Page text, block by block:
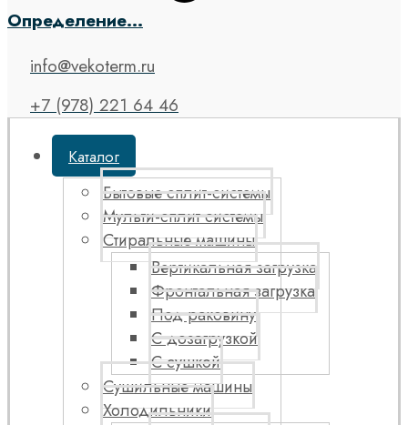
Определение...
info@vekoterm.ru
+7 (978) 221 64 46
Каталог
Бытовые сплит-системы
Мульти-сплит системы
Стиральные машины
Вертикальная загрузка
Фронтальная загрузка
Под раковину
С дозагрузкой
С сушкой
Сушильные машины
Холодильники